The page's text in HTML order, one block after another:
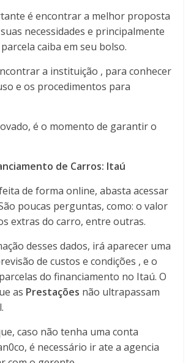
é encontrar a melhor proposta
necessidades e principalmente
caiba em seu bolso.
a instituição , para conhecer
e os procedimentos para
é o momento de garantir o
de Carros: Itaú
de forma online, abasta acessar
poucas perguntas, como: o valor
extras do carro, entre outras.
desses dados, irá aparecer uma
de custos econdições , e o
do financiamento no Itaú. O
as Prestações não ultrapassam
caso não tenha uma conta
é necessário ir ate a agencia